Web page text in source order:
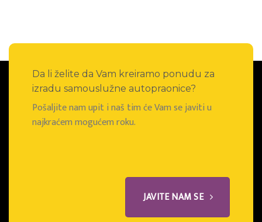
Da li želite da Vam kreiramo ponudu za
izradu samouslužne autopraonice?
Pošaljite nam upit i naš tim će Vam se javiti u
najkraćem mogućem roku.
JAVITE NAM SE